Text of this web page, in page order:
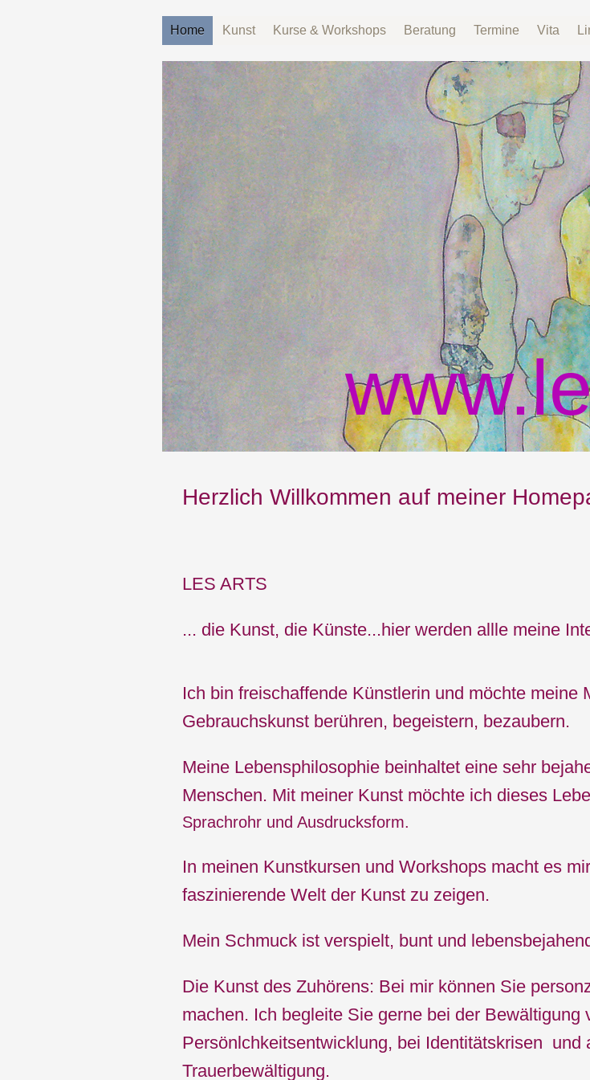
Home Kunst Kurse & Workshops Beratung Termine Vita
Herzlich Willkommen auf meiner
LES ARTS
... die Kunst, die Künste...hier werden allle meine
Ich bin freischaffende Künstlerin und möchte meine
Gebrauchskunst berühren, begeistern, bezaubern.
Meine Lebensphilosophie beinhaltet eine sehr
Menschen. Mit meiner Kunst möchte ich dieses
Sprachrohr und Ausdrucksform.
In meinen Kunstkursen und Workshops macht es
faszinierende Welt der Kunst zu zeigen.
Mein Schmuck ist verspielt, bunt und
Die Kunst des Zuhörens: Bei mir können Sie
machen. Ich begleite Sie gerne bei der Bewältigung
Persönlchkeitsentwicklung, bei Identitätskrisen und
Trauerbewältigung.